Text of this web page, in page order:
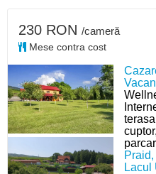
Lacul
230 RON /cameră
Mese contra cost